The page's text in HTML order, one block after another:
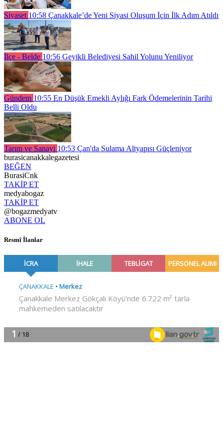
Siyaset 10:58 Çanakkale’de Yeni Siyasi Oluşum İçin İlk Adım Atıldı
İlçe - Belde 10:56 Geyikli Belediyesi Sahil Yolunu Yeniliyor
Gündem 10:55 En Düşük Emekli Aylığı Fark Ödemelerinin Tarihi
Belli Oldu
Tarım ve Sanayi 10:53 Çan'da Sulama Altyapısı Güçleniyor
burasicanakkalegazetesi
BEĞEN
BurasiCnk
TAKİP ET
medyabogaz
TAKİP ET
@bogazmedyatv
ABONE OL
Resmî İlanlar